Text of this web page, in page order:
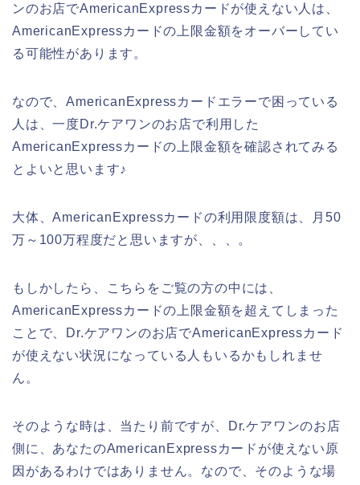
ンのお店でAmericanExpressカードが使えない人は、
AmericanExpressカードの上限金額をオーバーしてい
る可能性があります。
なので、AmericanExpressカードエラーで困っている
人は、一度Dr.ケアワンのお店で利用した
AmericanExpressカードの上限金額を確認されてみる
とよいと思います♪
大体、AmericanExpressカードの利用限度額は、月50
万～100万程度だと思いますが、、、。
もしかしたら、こちらをご覧の方の中には、
AmericanExpressカードの上限金額を超えてしまった
ことで、Dr.ケアワンのお店でAmericanExpressカード
が使えない状況になっている人もいるかもしれませ
ん。
そのような時は、当たり前ですが、Dr.ケアワンのお店
側に、あなたのAmericanExpressカードが使えない原
因があるわけではありません。なので、そのような場